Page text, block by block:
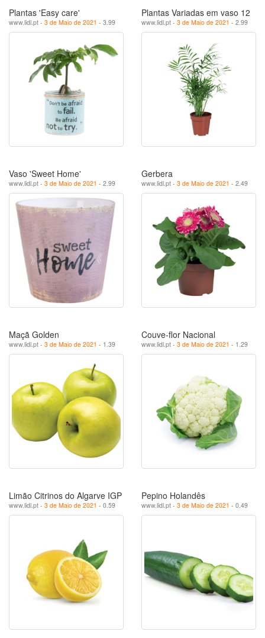
Plantas 'Easy care'
www.lidl.pt - 3 de Maio de 2021 - 3.99
Plantas Variadas em vaso 12
www.lidl.pt - 3 de Maio de 2021 - 2.99
Vaso 'Sweet Home'
www.lidl.pt - 3 de Maio de 2021 - 2.99
Gerbera
www.lidl.pt - 3 de Maio de 2021 - 2.49
Maçã Golden
www.lidl.pt - 3 de Maio de 2021 - 1.39
Couve-flor Nacional
www.lidl.pt - 3 de Maio de 2021 - 1.29
Limão Citrinos do Algarve IGP
www.lidl.pt - 3 de Maio de 2021 - 0.59
Pepino Holandês
www.lidl.pt - 3 de Maio de 2021 - 0.49